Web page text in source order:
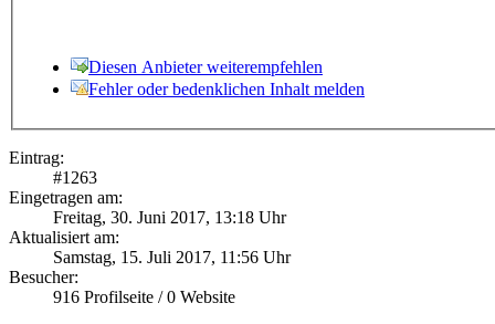
Diesen Anbieter weiterempfehlen
Fehler oder bedenklichen Inhalt melden
Eintrag:
#1263
Eingetragen am:
Freitag, 30. Juni 2017, 13:18 Uhr
Aktualisiert am:
Samstag, 15. Juli 2017, 11:56 Uhr
Besucher:
916 Profilseite /0 Website